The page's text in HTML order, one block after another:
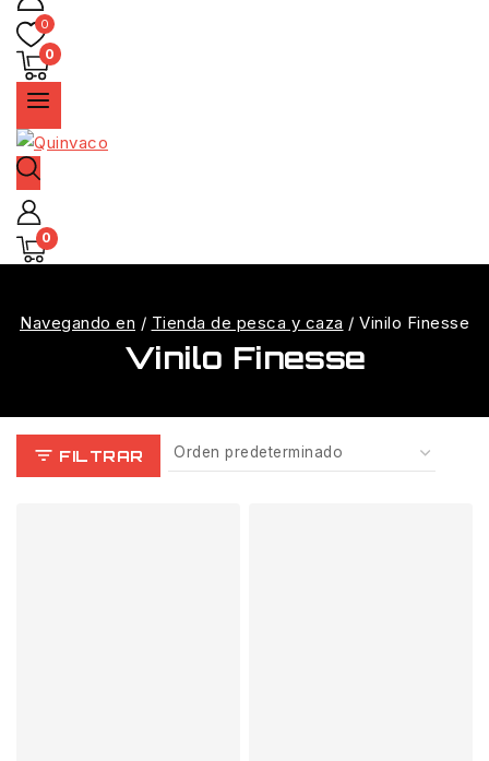
0
0
0
Navegando en / Tienda de pesca y caza / Vinilo Finesse
Vinilo Finesse
FILTRAR